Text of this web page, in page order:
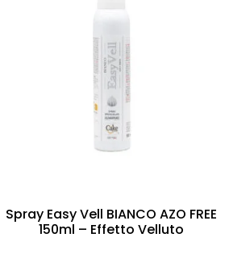
Spray Easy Vell BIANCO AZO FREE
150ml – Effetto Velluto